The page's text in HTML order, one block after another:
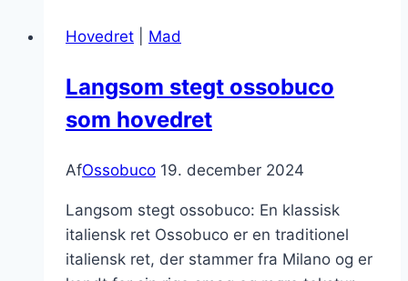
elegant
Hovedret Mad
Langsom stegt ossobuco
som hovedret
AfOssobuco 19. december 2024
Langsom stegt ossobuco: En klassisk
italiensk ret Ossobuco er en traditionel
italiensk ret, der stammer fra Milano og er